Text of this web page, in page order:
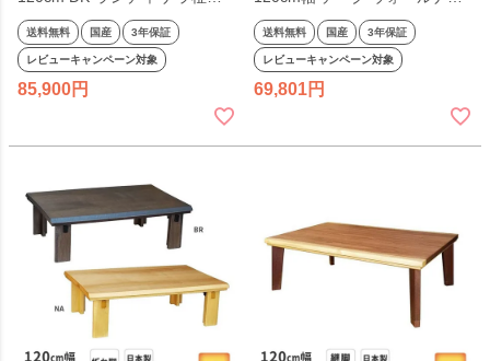
突板 長方形 シンプル 天然木 ナ
チュラル 日本製 国産
送料無料 国産 3年保証
レビューキャンペーン対象
85,900
ト カバ ブビンガ突板 ブラウン
リビングテーブル 洋風 和モダ
ン シンプル 天然木 木製 日本製
送料無料 国産 3年保証
レビューキャンペーン対象
69,801